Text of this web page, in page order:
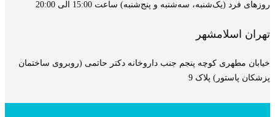
روزهای فرد (یک‌شنبه، سه‌شنبه و پنج‌شنبه) ساعت 15:00 الی 20:00
تهران اسلامشهر
خیابان مطهری کوچه پنجم جنب داروخانه دکتر حاتمی (روبروی ساختمان
پزشکان پاستور) پلاک 9